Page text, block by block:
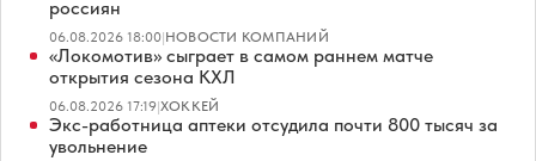
россиян
06.08.2026 18:00|НОВОСТИ КОМПАНИЙ
«Локомотив» сыграет в самом раннем матче
открытия сезона КХЛ
06.08.2026 17:19|ХОККЕЙ
Экс-работница аптеки отсудила почти 800 тысяч за
увольнение